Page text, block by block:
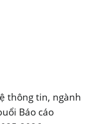
thông tin, ngành
Báo cáo